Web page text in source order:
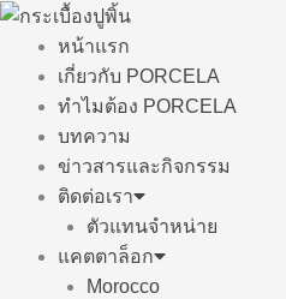
Skip
content
หน้าแรก
เกี่ยวกับ PORCELA
ทำไมต้อง PORCELA
บทความ
ข่าวสารและกิจกรรม
ติดต่อเรา
ตัวแทนจำหน่าย
แคตตาล็อก
Morocco